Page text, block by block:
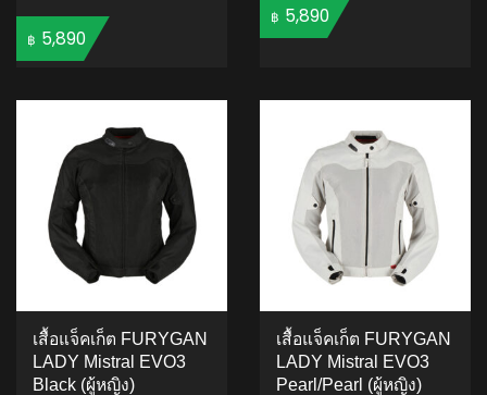
฿ 5,890
฿ 5,890
เสื้อแจ็คเก็ต FURYGAN
LADY Mistral EVO3
Black (ผู้หญิง)
เสื้อแจ็คเก็ต FURYGAN
LADY Mistral EVO3
Pearl/Pearl (ผู้หญิง)